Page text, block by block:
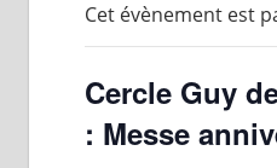
Cet évènement est
Cercle Guy
: Messe